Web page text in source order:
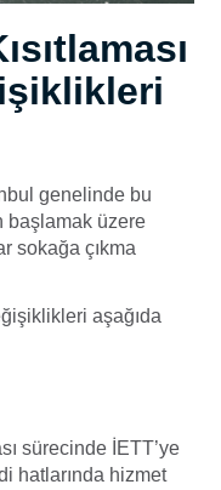
genelinde bu
başlamak üzere
sokağa çıkma
aşağıda
sürecinde İETT’ye
hatlarında hizmet